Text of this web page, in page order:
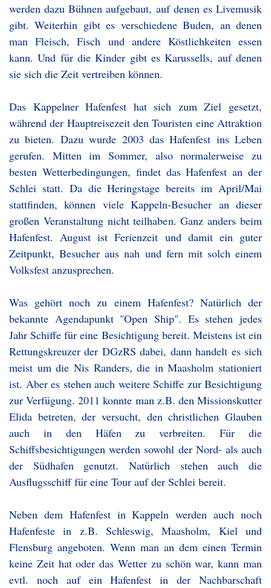
werden dazu Bühnen aufgebaut, auf denen es Livemusik
gibt. Weiterhin gibt es verschiedene Buden, an denen
man Fleisch, Fisch und andere Köstlichkeiten essen
kann. Und für die Kinder gibt es Karussells, auf denen
sie sich die Zeit vertreiben können.
Das Kappelner Hafenfest hat sich zum Ziel gesetzt,
während der Hauptreisezeit den Touristen eine Attraktion
zu bieten. Dazu wurde 2003 das Hafenfest ins Leben
gerufen. Mitten im Sommer, also normalerweise zu
besten Wetterbedingungen, findet das Hafenfest an der
Schlei statt. Da die Heringstage bereits im April/Mai
stattfinden, können viele Kappeln-Besucher an dieser
großen Veranstaltung nicht teilhaben. Ganz anders beim
Hafenfest. August ist Ferienzeit und damit ein guter
Zeitpunkt, Besucher aus nah und fern mit solch einem
Volksfest anzusprechen.
Was gehört noch zu einem Hafenfest? Natürlich der
bekannte Agendapunkt "Open Ship". Es stehen jedes
Jahr Schiffe für eine Besichtigung bereit. Meistens ist ein
Rettungskreuzer der DGzRS dabei, dann handelt es sich
meist um die Nis Randers, die in Maasholm stationiert
ist. Aber es stehen auch weitere Schiffe zur Besichtigung
zur Verfügung. 2011 konnte man z.B. den Missionskutter
Elida betreten, der versucht, den christlichen Glauben
auch in den Häfen zu verbreiten. Für die
Schiffsbesichtigungen werden sowohl der Nord- als auch
der Südhafen genutzt. Natürlich stehen auch die
Ausflugsschiff für eine Tour auf der Schlei bereit.
Neben dem Hafenfest in Kappeln werden auch noch
Hafenfeste in z.B. Schleswig, Maasholm, Kiel und
Flensburg angeboten. Wenn man an dem einen Termin
keine Zeit hat oder das Wetter zu schön war, kann man
evtl. noch auf ein Hafenfest in der Nachbarschaft